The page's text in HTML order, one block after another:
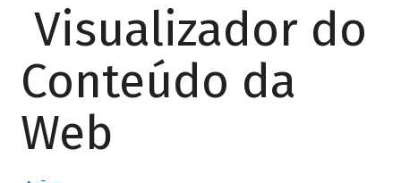
Visualizador do
Conteúdo da
Web